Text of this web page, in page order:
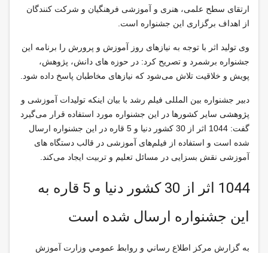
ارتقای سطح علمی، هنری و آموزشی فرهنگیان و شرکت کنندگان
از اهداف برگزاری این جشنواره است.
وی تولید اثر با توجه به نیازهای روز آموزش و پرورش را برنامه این
جشنواره برشمرد و تصریح کرد: در حوزه های دانش، پژوهش،
پویش و خلاقیت تلاش می‌شود که نیازهای مخاطبان پاسخ داده شود.
دبیر جشنواره بین المللی فیلم رشد با بیان اینکه تولیدات آموزشی و
پژوهشی سایر کشورها در این جشنواره مورد استفاده قرار می‌گیرد
گفت: 1044 اثر از 30 کشور دنیا و 5 قاره در این جشنواره ارسال
شده است و استفاده از فیلم‌های آموزشی در قالب دستگاه های
آموزشی نقش بسزایی در مسائل تعلیم و تربیت ایجاد می‌کند.
1044 اثر از 30 کشور دنیا و 5 قاره به
این جشنواره ارسال شده است
به گزارش مركز اطلاع رساني و روابط عمومي وزارت آموزش